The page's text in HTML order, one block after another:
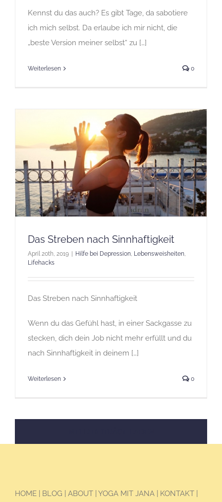
Kennst du das auch? Es gibt Tage, da sabotiere
ich mich selbst. Da erlaube ich mir nicht, die
„beste Version meiner selbst“ zu […]
Weiterlesen 0
Das Streben nach Sinnhaftigkeit
April 20th, 2019 Hilfe bei Depression, Lebensweisheiten,
Lifehacks
Das Streben nach Sinnhaftigkeit
Wenn du das Gefühl hast, in einer Sackgasse zu
stecken, dich dein Job nicht mehr erfüllt und du
nach Sinnhaftigkeit in deinem […]
Weiterlesen 0
HOME BLOG ABOUT YOGA MIT JANA KONTAKT